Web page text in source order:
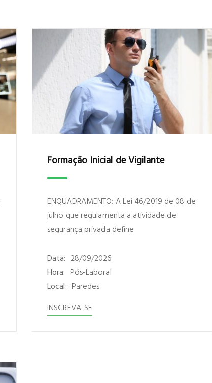
Formação Inicial de Vigilante
ENQUADRAMENTO: A Lei 46/2019 de 08 de
julho que regulamenta a atividade de
segurança privada define
Data: 28/09/2026
Hora: Pós-Laboral
Local: Paredes
INSCREVA-SE